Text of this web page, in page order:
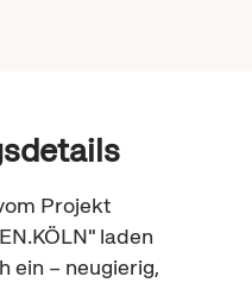
Projekt
laden
ein – neugierig,